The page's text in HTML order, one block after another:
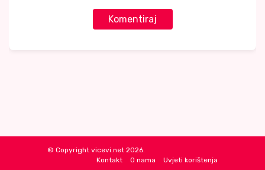
Komentiraj
© Copyright vicevi.net 2026.
Kontakt
O nama Uvjeti korištenja